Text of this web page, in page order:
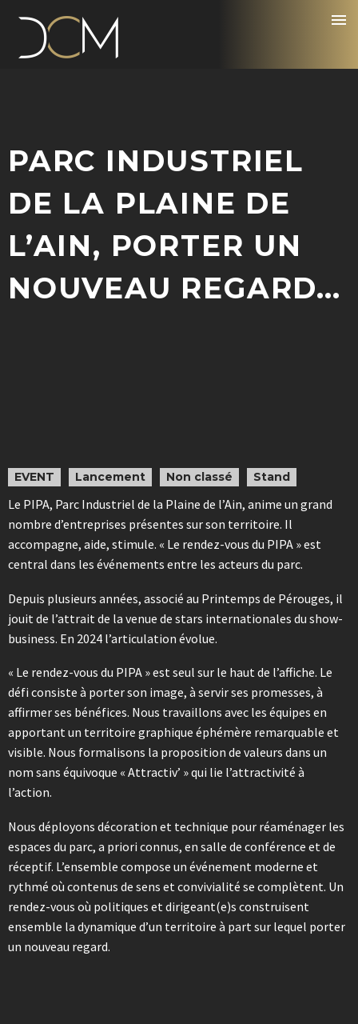
PARC INDUSTRIEL
DE LA PLAINE DE
L’AIN, PORTER UN
NOUVEAU REGARD…
EVENT Lancement Non classé Stand
Le PIPA, Parc Industriel de la Plaine de l’Ain, anime un grand
nombre d’entreprises présentes sur son territoire. Il
accompagne, aide, stimule. « Le rendez-vous du PIPA » est
central dans les événements entre les acteurs du parc.
Depuis plusieurs années, associé au Printemps de Pérouges, il
jouit de l’attrait de la venue de stars internationales du show-
business. En 2024 l’articulation évolue.
« Le rendez-vous du PIPA » est seul sur le haut de l’affiche. Le
défi consiste à porter son image, à servir ses promesses, à
affirmer ses bénéfices. Nous travaillons avec les équipes en
apportant un territoire graphique éphémère remarquable et
visible. Nous formalisons la proposition de valeurs dans un
nom sans équivoque « Attractiv’ » qui lie l’attractivité à
l’action.
Nous déployons décoration et technique pour réaménager les
espaces du parc, a priori connus, en salle de conférence et de
réceptif. L’ensemble compose un événement moderne et
rythmé où contenus de sens et convivialité se complètent. Un
rendez-vous où politiques et dirigeant(e)s construisent
ensemble la dynamique d’un territoire à part sur lequel porter
un nouveau regard.